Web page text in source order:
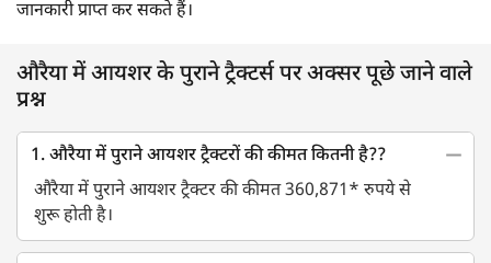
जानकारी प्राप्त कर सकते हैं।
औरैया में आयशर के पुराने ट्रैक्टर्स पर अक्सर पूछे जाने वाले
प्रश्न
1. औरैया में पुराने आयशर ट्रैक्टरों की कीमत कितनी है??
औरैया में पुराने आयशर ट्रैक्टर की कीमत 360,871* रुपये से
शुरू होती है।